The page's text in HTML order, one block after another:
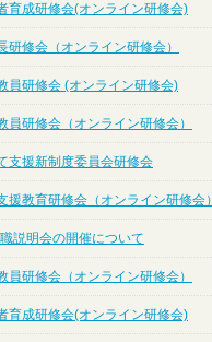
育成研修会(オンライン研修会)
修会（オンライン研修会）
員研修会 (オンライン研修会)
研修会（オンライン研修会）
支援新制度委員会研修会
援教育研修会（オンライン研修会）
説明会の開催について
研修会（オンライン研修会）
育成研修会(オンライン研修会)